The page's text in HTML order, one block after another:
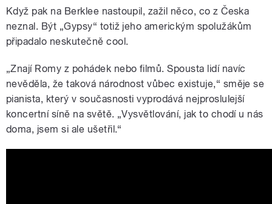
Když pak na Berklee nastoupil, zažil něco, co z Česka
neznal. Být „Gypsy“ totiž jeho americkým spolužákům
připadalo neskutečně cool.
„Znají Romy z pohádek nebo filmů. Spousta lidí navíc
nevěděla, že taková národnost vůbec existuje,“ směje se
pianista, který v současnosti vyprodává nejproslulejší
koncertní síně na světě. „Vysvětlování, jak to chodí u nás
doma, jsem si ale ušetřil.“